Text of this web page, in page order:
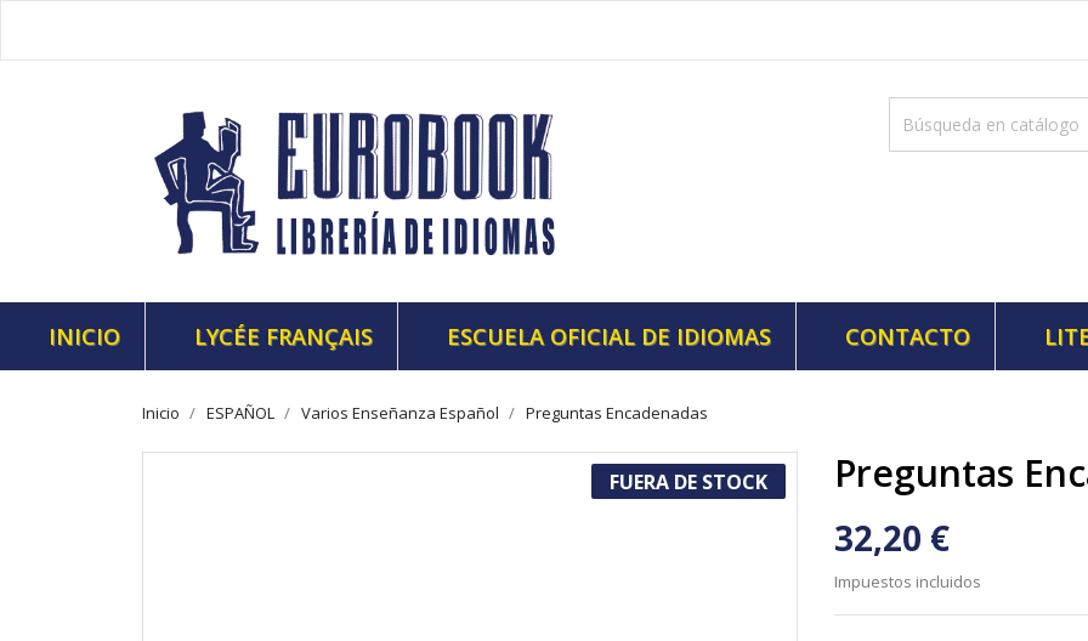
INICIO LYCÉE FRANÇAIS ESCUELA OFICIAL DE IDIOMAS CONTACTO
Inicio ESPAÑOL Varios Enseñanza Español Preguntas Encadenadas
FUERA DE STOCK Preguntas
32,20 €
Impuestos incluidos